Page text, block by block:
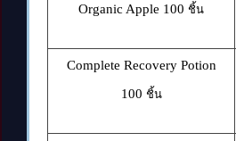
Organic Apple 100 ชิ้น
Complete Recovery Potion
100 ชิ้น